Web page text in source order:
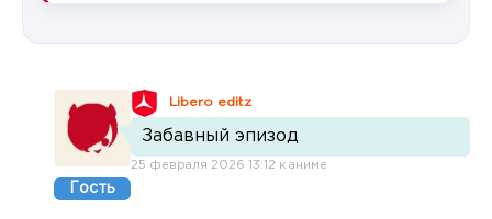
Гость
Libero editz
Забавный эпизод
25 февраля 2026 13:12 к аниме